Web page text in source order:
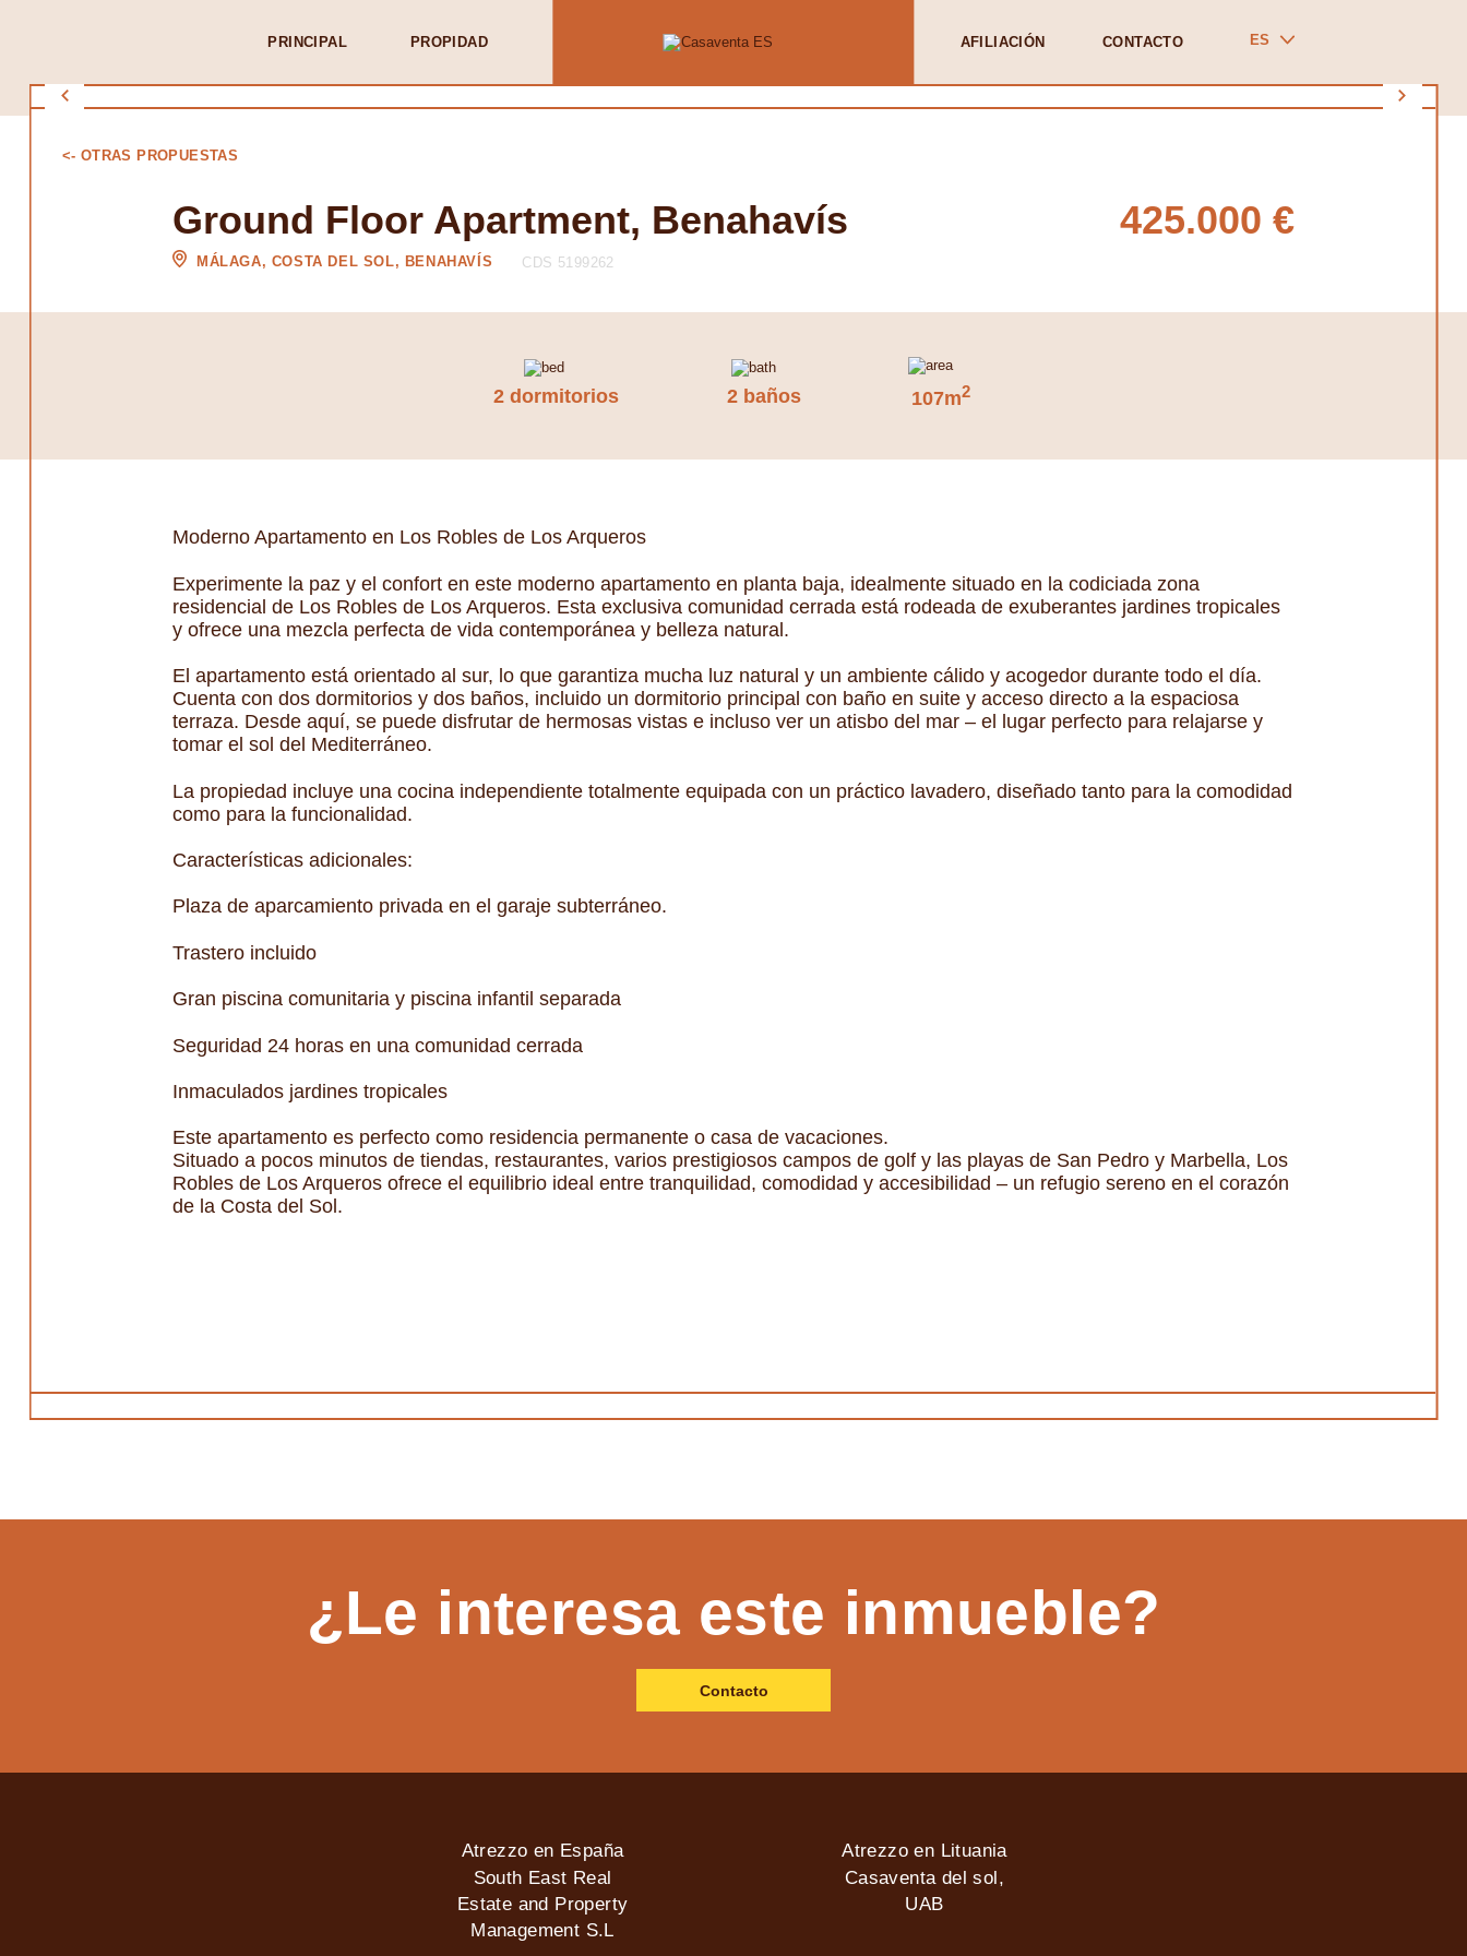
PRINCIPAL PROPIDAD AFILIACIÓN CONTACTO ES
<- OTRAS PROPUESTAS
Ground Floor Apartment, Benahavís
MÁLAGA, COSTA DEL SOL, BENAHAVÍS CDS 5199262
425.000 €
2 dormitorios 2 baños 107m2
Moderno Apartamento en Los Robles de Los Arqueros
Experimente la paz y el confort en este moderno apartamento en planta baja, idealmente situado en la codiciada zona
residencial de Los Robles de Los Arqueros. Esta exclusiva comunidad cerrada está rodeada de exuberantes jardines tropicales
y ofrece una mezcla perfecta de vida contemporánea y belleza natural.
El apartamento está orientado al sur, lo que garantiza mucha luz natural y un ambiente cálido y acogedor durante todo el día.
Cuenta con dos dormitorios y dos baños, incluido un dormitorio principal con baño en suite y acceso directo a la espaciosa
terraza. Desde aquí, se puede disfrutar de hermosas vistas e incluso ver un atisbo del mar – el lugar perfecto para relajarse y
tomar el sol del Mediterráneo.
La propiedad incluye una cocina independiente totalmente equipada con un práctico lavadero, diseñado tanto para la comodidad
como para la funcionalidad.
Características adicionales:
Plaza de aparcamiento privada en el garaje subterráneo.
Trastero incluido
Gran piscina comunitaria y piscina infantil separada
Seguridad 24 horas en una comunidad cerrada
Inmaculados jardines tropicales
Este apartamento es perfecto como residencia permanente o casa de vacaciones.
Situado a pocos minutos de tiendas, restaurantes, varios prestigiosos campos de golf y las playas de San Pedro y Marbella, Los
Robles de Los Arqueros ofrece el equilibrio ideal entre tranquilidad, comodidad y accesibilidad – un refugio sereno en el corazón
de la Costa del Sol.
¿Le interesa este inmueble?
Contacto
Atrezzo en España
South East Real
Estate and Property
Management S.L
Atrezzo en Lituania
Casaventa del sol,
UAB